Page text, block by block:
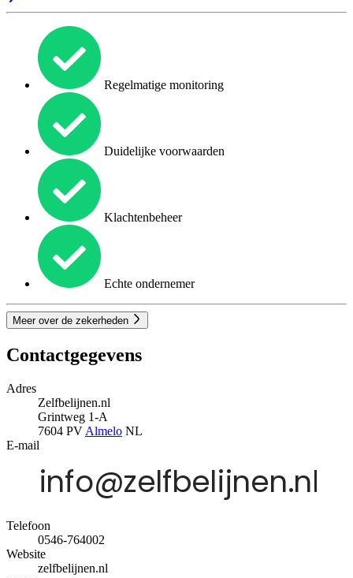
Regelmatige monitoring
Duidelijke voorwaarden
Klachtenbeheer
Echte ondernemer
Meer over de zekerheden
Contactgegevens
Adres
Zelfbelijnen.nl
Grintweg 1-A
7604 PV Almelo NL
E-mail
Telefoon
0546-764002
Website
zelfbelijnen.nl